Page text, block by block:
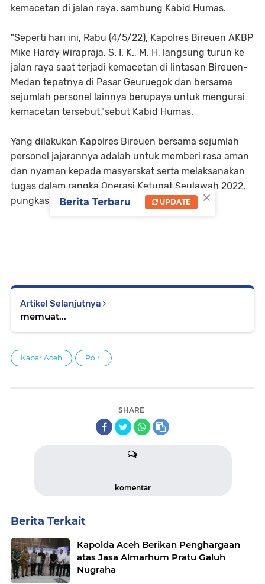
kemacetan di jalan raya, sambung Kabid Humas.
"Seperti hari ini, Rabu (4/5/22), Kapolres Bireuen AKBP
Mike Hardy Wirapraja, S. I. K., M. H, langsung turun ke
jalan raya saat terjadi kemacetan di lintasan Bireuen-
Medan tepatnya di Pasar Geuruegok dan bersama
sejumlah personel lainnya berupaya untuk mengurai
kemacetan tersebut,"sebut Kabid Humas.
Yang dilakukan Kapolres Bireuen bersama sejumlah
personel jajarannya adalah untuk memberi rasa aman
dan nyaman kepada masyarskat serta melaksanakan
tugas dalam rangka Operasi Ketupat Seulawah 2022,
pungkas Kabid Humas.
Artikel Selanjutnya
memuat...
Kabar Aceh Polri
SHARE
komentar
Berita Terkait
Kapolda Aceh Berikan Penghargaan
atas Jasa Almarhum Pratu Galuh
Nugraha
×
Berita Terbaru UPDATE